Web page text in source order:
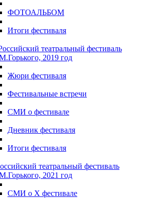
ФОТОАЛЬБОМ
Итоги фестиваля
театральный фестиваль
2019 год
Жюри фестиваля
Фестивальные встречи
СМИ о фестивале
Дневник фестиваля
Итоги фестиваля
театральный фестиваль
2021 год
СМИ о X фестивале